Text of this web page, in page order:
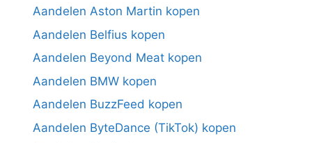
Aandelen Aston Martin kopen
Aandelen Belfius kopen
Aandelen Beyond Meat kopen
Aandelen BMW kopen
Aandelen BuzzFeed kopen
Aandelen ByteDance (TikTok) kopen